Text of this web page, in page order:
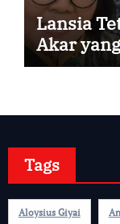
Lansia
Akar
Tags
Aloysius Giyai